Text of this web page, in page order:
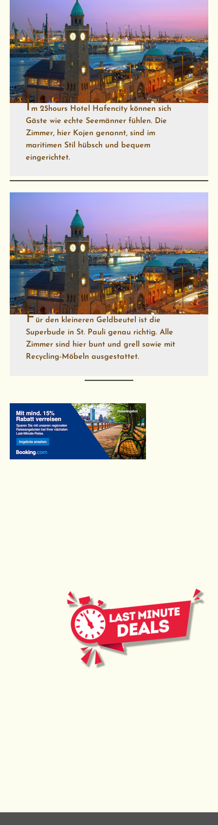
Im25hours Hotel Hafencity können sich
Gäste wie echte Seemänner fühlen. Die
Zimmer, hier Kojen genannt, sind im
maritimen Stil hübsch und bequem
eingerichtet.
Für den kleineren Geldbeutel ist die
Superbude in St. Pauli genau richtig. Alle
Zimmer sind hier bunt und grell sowie mit
Recycling-Möbeln ausgestattet.